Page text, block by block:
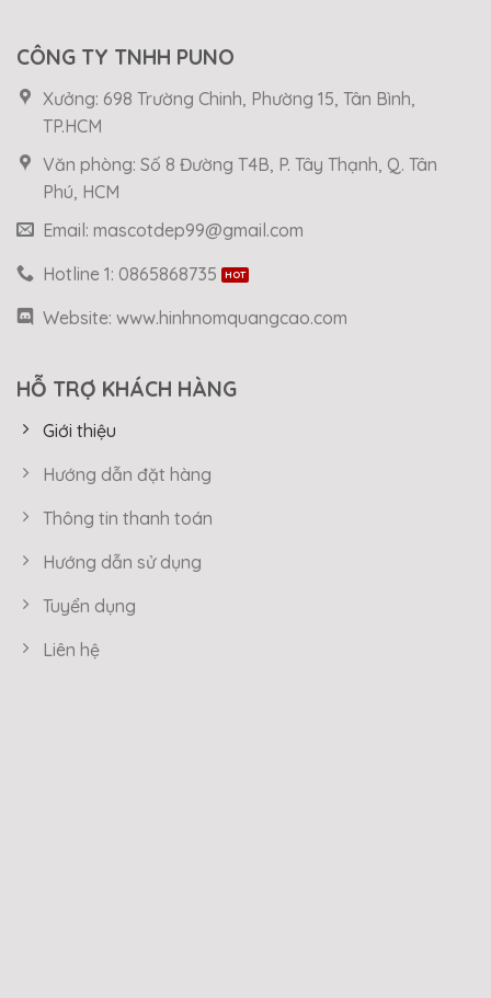
CÔNG TY TNHH PUNO
Xưởng: 698 Trường Chinh, Phường 15, Tân Bình,
TP.HCM
Văn phòng: Số 8 Đường T4B, P. Tây Thạnh, Q. Tân
Phú, HCM
Email: mascotdep99@gmail.com
Hotline 1: 0865868735
Website: www.hinhnomquangcao.com
HỖ TRỢ KHÁCH HÀNG
Giới thiệu
Hướng dẫn đặt hàng
Thông tin thanh toán
Hướng dẫn sử dụng
Tuyển dụng
Liên hệ